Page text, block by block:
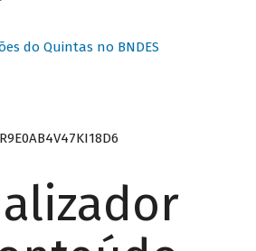
do Quintas no BNDES